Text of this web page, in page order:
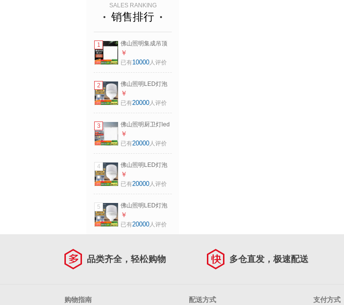
SALES RANKING
销售排行
1
佛山照明集成吊顶
灯600*600led平板
灯面板灯铝扣吊顶
白光
￥
已有10000人评价
2
佛山照明LED灯泡
节能灯泡柱形E27
大螺口家用商用超
￥
已有20000人评价
3
佛山照明厨卫灯led
集成吊顶灯面板灯
平板灯嵌入式铝扣
光 铝扣式
￥
已有20000人评价
4
佛山照明LED灯泡
节能灯泡柱形E27
大螺口家用商用超
￥
已有20000人评价
5
佛山照明LED灯泡
节能灯泡柱形E27
大螺口家用商用超
￥
已有20000人评价
品类齐全，轻松购物 多仓直发，极速配送
购物指南 配送方式 支付方式